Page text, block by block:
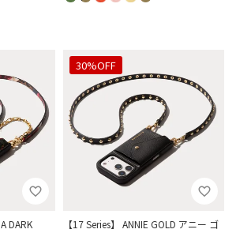
DARK
【17 Series】 ANNIE GOLD アニー ゴ
30%OFF